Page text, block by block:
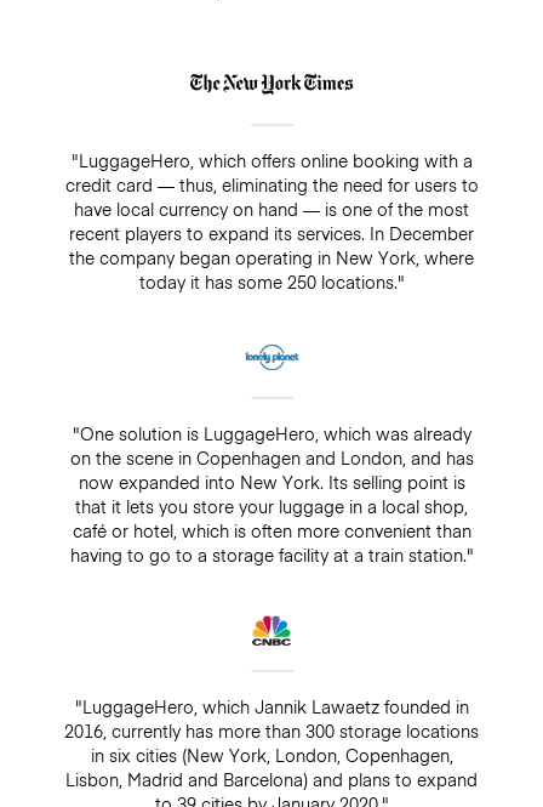
"LuggageHero, which offers online booking with a
credit card — thus, eliminating the need for users to
have local currency on hand — is one of the most
recent players to expand its services. In December
the company began operating in New York, where
today it has some 250 locations."
"One solution is LuggageHero, which was already
on the scene in Copenhagen and London, and has
now expanded into New York. Its selling point is
that it lets you store your luggage in a local shop,
café or hotel, which is often more convenient than
having to go to a storage facility at a train station."
"LuggageHero, which Jannik Lawaetz founded in
2016, currently has more than 300 storage locations
in six cities (New York, London, Copenhagen,
Lisbon, Madrid and Barcelona) and plans to expand